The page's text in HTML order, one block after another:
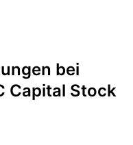
bei
Capital Stock